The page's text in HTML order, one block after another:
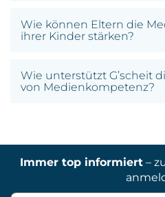
Wie können Eltern die
ihrer Kinder stärken?
Wie unterstützt G’scheit
von Medienkompetenz?
Immer top informiert –